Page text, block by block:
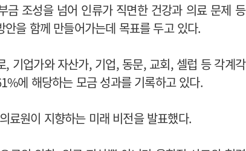
금 조성을 넘어 인류가 직면한 건강과 의료 문제 등
을 함께 만들어가는데 목표를 두고 있다.
기업가와 자산가, 기업, 동문, 교회, 셀럽 등 각계각
에 해당하는 모금 성과를 기록하고 있다.
료원이 지향하는 미래 비전을 발표했다.